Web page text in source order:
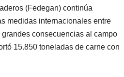
(Fedegan) continúa
medidas internacionales entre
consecuencias al campo
15.850 toneladas de carne con